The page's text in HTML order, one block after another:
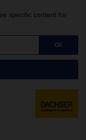
specific content for
OK